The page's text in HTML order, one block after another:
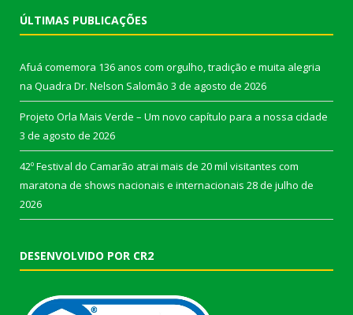
ÚLTIMAS PUBLICAÇÕES
Afuá comemora 136 anos com orgulho, tradição e muita alegria
na Quadra Dr. Nelson Salomão 3 de agosto de 2026
Projeto Orla Mais Verde – Um novo capítulo para a nossa cidade
3 de agosto de 2026
42º Festival do Camarão atrai mais de 20 mil visitantes com
maratona de shows nacionais e internacionais 28 de julho de
2026
DESENVOLVIDO POR CR2